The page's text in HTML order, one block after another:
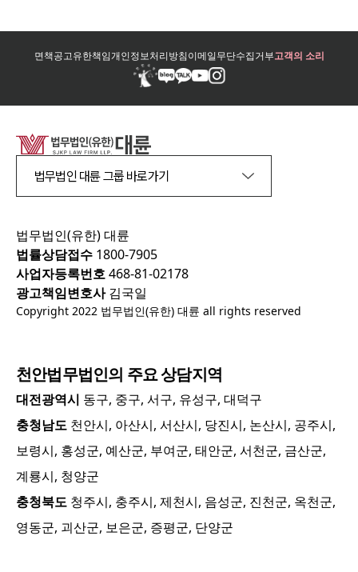
면책공고유한책임개인정보처리방침이메일무단수집거부고객의 소리
법무법인 대륜 그룹 바로가기
법무법인(유한) 대륜
법률상담접수 1800-7905
사업자등록번호468-81-02178
광고책임변호사김국일
Copyright 2022 법무법인(유한) 대륜 all rights reserved
천안법무법인의 주요 상담지역
대전광역시 동구, 중구, 서구, 유성구, 대덕구
충청남도 천안시, 아산시, 서산시, 당진시, 논산시, 공주시,
보령시, 홍성군, 예산군, 부여군, 태안군, 서천군, 금산군,
계룡시, 청양군
충청북도 청주시, 충주시, 제천시, 음성군, 진천군, 옥천군,
영동군, 괴산군, 보은군, 증평군, 단양군